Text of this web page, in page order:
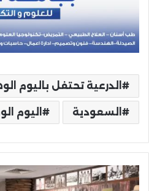
الدرعية تحتفل باليوم
السعودية اليوم
القوات
الجوية